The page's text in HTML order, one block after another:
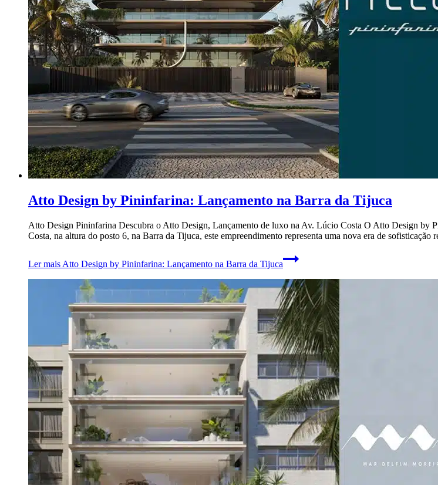
Atto Design by Pininfarina: Lançamento na Barra da Tijuca
Atto Design Pininfarina Descubra o Atto Design, Lançamento de luxo na Av. Lúcio Costa O Atto Design by
Costa, na altura do posto 6, na Barra da Tijuca, este empreendimento representa uma nova era de
Ler mais Atto Design by Pininfarina: Lançamento na Barra da Tijuca